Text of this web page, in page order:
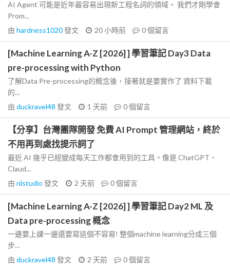
AI Agent 可能是近年最容易出現新工程名詞的領域。 我們才剛學會
Prom...
由 hardness1020發文 20 小時前 0個留言
[Machine Learning A-Z [2026] ] 學習筆記 Day3 Data
pre-processing with Python
了解Data Pre-processing的概念後，接著就是要實作了 資料下載
的...
由 duckravel48 發文 1 天前 0個留言
【分享】台灣團隊開發 免費 AI Prompt 管理網站，終於
不用再到處找提示詞了
最近 AI 幾乎已經變成每天工作都會用到的工具。像是 ChatGPT、
Claud...
由 nlstudio 發文 2 天前 0個留言
[Machine Learning A-Z [2026] ] 學習筆記 Day2 ML 及
Data pre-processing 概念
一邊要上課一邊還要寫這個不容易! 整個machine learning分成三個
步...
由 duckravel48 發文 2 天前 0個留言